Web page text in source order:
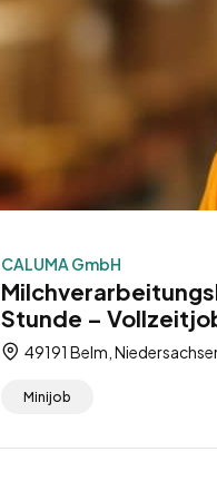
CALUMA GmbH
Stunde –
49191 Belm,
Minijob